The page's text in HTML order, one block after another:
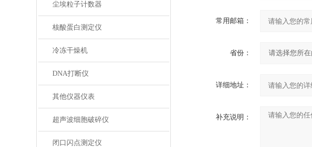
尘埃粒子计数器
核酸蛋白测定仪
冷冻干燥机
DNA打断仪
其他仪器仪表
超声波细胞破碎仪
闭口闪点测定仪
常用邮箱：
省份：
详细地址：
补充说明：